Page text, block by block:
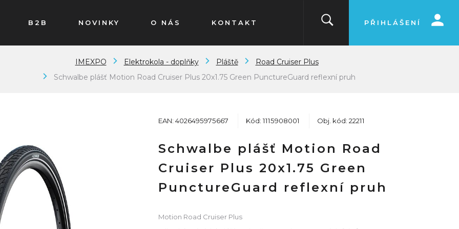
B2B NOVINKY O NÁS KONTAKT PŘIHLÁŠENÍ
IMEXPO Elektrokola - doplňky Pláště
Road Cruiser Plus
Schwalbe plášť Motion Road Cruiser Plus 20x1.75 Green PunctureGuard reflexní pruh
EAN: 4026495975667 Kód: 1115908001 Obj. kód: 22211
Schwalbe plášť Motion Road
Cruiser Plus 20x1.75 Green
PunctureGuard reflexní pruh
Motion Road Cruiser Plus